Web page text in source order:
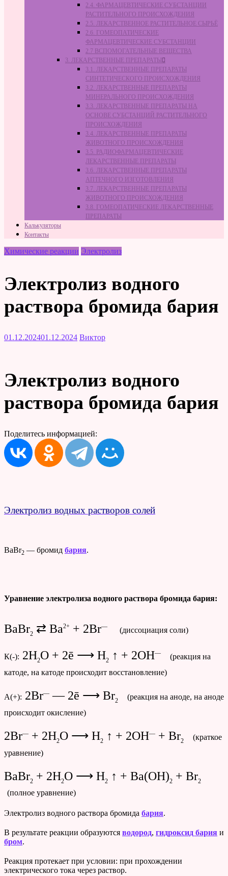
2.4. ФАРМАЦЕВТИЧЕСКИЕ СУБСТАНЦИИ
РАСТИТЕЛЬНОГО ПРОИСХОЖДЕНИЯ
2.5. ЛЕКАРСТВЕННОЕ РАСТИТЕЛЬНОЕ СЫРЬЁ
2.6. ГОМЕОПАТИЧЕСКИЕ
ФАРМАЦЕВТИЧЕСКИЕ СУБСТАНЦИИ
2.7 ВСПОМОГАТЕЛЬНЫЕ ВЕЩЕСТВА
3. ЛЕКАРСТВЕННЫЕ ПРЕПАРАТЫ
3.1. ЛЕКАРСТВЕННЫЕ ПРЕПАРАТЫ
СИНТЕТИЧЕСКОГО ПРОИСХОЖДЕНИЯ
3.2. ЛЕКАРСТВЕННЫЕ ПРЕПАРАТЫ
МИНЕРАЛЬНОГО ПРОИСХОЖДЕНИЯ
3.3. ЛЕКАРСТВЕННЫЕ ПРЕПАРАТЫ НА
ОСНОВЕ СУБСТАНЦИЙ РАСТИТЕЛЬНОГО
ПРОИСХОЖДЕНИЯ
3.4. ЛЕКАРСТВЕННЫЕ ПРЕПАРАТЫ
ЖИВОТНОГО ПРОИСХОЖДЕНИЯ
3.5. РАДИОФАРМАЦЕВТИЧЕСКИЕ
ЛЕКАРСТВЕННЫЕ ПРЕПАРАТЫ
3.6. ЛЕКАРСТВЕННЫЕ ПРЕПАРАТЫ
АПТЕЧНОГО ИЗГОТОВЛЕНИЯ
3.7. ЛЕКАРСТВЕННЫЕ ПРЕПАРАТЫ
ЖИВОТНОГО ПРОИСХОЖДЕНИЯ
3.8. ГОМЕОПАТИЧЕСКИЕ ЛЕКАРСТВЕННЫЕ
ПРЕПАРАТЫ
Калькуляторы
Контакты
Химические реакции Электролиз
Электролиз водного
раствора бромида бария
01.12.202401.12.2024 Виктор
Электролиз водного
раствора бромида бария
Поделитесь информацией:
Электролиз водных растворов солей
BaBr2 — бромид бария.
Уравнение электролиза водного раствора бромида бария:
BaBr2 ⇄ Ba2+ + 2Br— (диссоциация соли)
К(-): 2H2O + 2ē ⟶ H2 ↑ + 2OH—
(реакция на
катоде, на катоде происходит восстановление)
А(+): 2Br— — 2ē ⟶ Br2
(реакция на аноде, на аноде
происходит окисление)
2Br— + 2H2O ⟶ H2 ↑ + 2OH— + Br2
(краткое
уравнение)
BaBr2 + 2H2O ⟶ H2 ↑ + Ba(OH)2 + Br2
(полное уравнение)
Электролиз водного раствора бромида бария.
В результате реакции образуются водород, гидроксид бария и
бром.
Реакция протекает при условии: при прохождении
электрического тока через раствор.